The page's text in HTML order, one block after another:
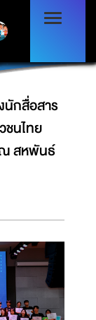
นักสื่อสาร
นไทย เปิด
สหพันธ์
นักสื่อสาร
ชนไทย
สหพันธ์